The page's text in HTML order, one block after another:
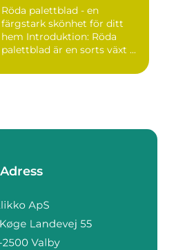
Röda palettblad - en
färgstark skönhet för ditt
hem Introduktion: Röda
palettblad är en sorts växt ...
Adress